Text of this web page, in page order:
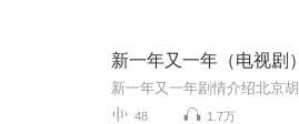
新一年又一年（电视剧）
48 1.7万